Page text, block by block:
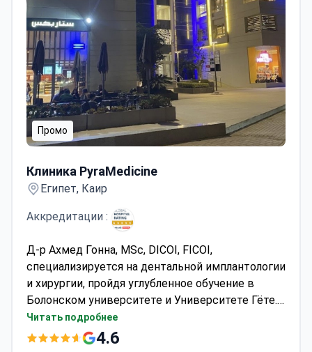
Промо
Клиника PyraMedicine
Египет, Каир
Аккредитации :
Д-р Ахмед Гонна, MSc, DICOI, FICOI,
специализируется на дентальной имплантологии
и хирургии, пройдя углубленное обучение в
Болонском университете и Университете Гёте.
Стоимость установки композитных виниров
обычно составляет около 80–100 долларов. Он
Читать подробнее
4.6